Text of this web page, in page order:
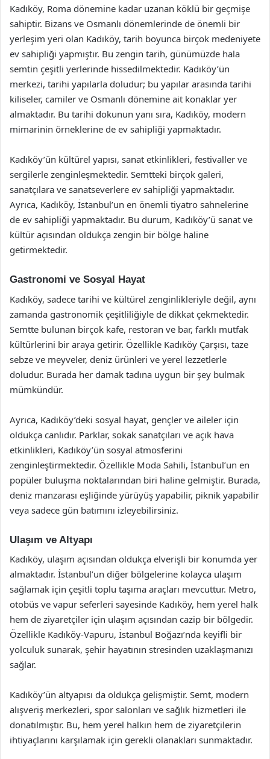
Kadıköy, Roma dönemine kadar uzanan köklü bir geçmişe
sahiptir. Bizans ve Osmanlı dönemlerinde de önemli bir
yerleşim yeri olan Kadıköy, tarih boyunca birçok medeniyete
ev sahipliği yapmıştır. Bu zengin tarih, günümüzde hala
semtin çeşitli yerlerinde hissedilmektedir. Kadıköy’ün
merkezi, tarihi yapılarla doludur; bu yapılar arasında tarihi
kiliseler, camiler ve Osmanlı dönemine ait konaklar yer
almaktadır. Bu tarihi dokunun yanı sıra, Kadıköy, modern
mimarinin örneklerine de ev sahipliği yapmaktadır.
Kadıköy’ün kültürel yapısı, sanat etkinlikleri, festivaller ve
sergilerle zenginleşmektedir. Semtteki birçok galeri,
sanatçılara ve sanatseverlere ev sahipliği yapmaktadır.
Ayrıca, Kadıköy, İstanbul’un en önemli tiyatro sahnelerine
de ev sahipliği yapmaktadır. Bu durum, Kadıköy’ü sanat ve
kültür açısından oldukça zengin bir bölge haline
getirmektedir.
Gastronomi ve Sosyal Hayat
Kadıköy, sadece tarihi ve kültürel zenginlikleriyle değil, aynı
zamanda gastronomik çeşitliliğiyle de dikkat çekmektedir.
Semtte bulunan birçok kafe, restoran ve bar, farklı mutfak
kültürlerini bir araya getirir. Özellikle Kadıköy Çarşısı, taze
sebze ve meyveler, deniz ürünleri ve yerel lezzetlerle
doludur. Burada her damak tadına uygun bir şey bulmak
mümkündür.
Ayrıca, Kadıköy’deki sosyal hayat, gençler ve aileler için
oldukça canlıdır. Parklar, sokak sanatçıları ve açık hava
etkinlikleri, Kadıköy’ün sosyal atmosferini
zenginleştirmektedir. Özellikle Moda Sahili, İstanbul’un en
popüler buluşma noktalarından biri haline gelmiştir. Burada,
deniz manzarası eşliğinde yürüyüş yapabilir, piknik yapabilir
veya sadece gün batımını izleyebilirsiniz.
Ulaşım ve Altyapı
Kadıköy, ulaşım açısından oldukça elverişli bir konumda yer
almaktadır. İstanbul’un diğer bölgelerine kolayca ulaşım
sağlamak için çeşitli toplu taşıma araçları mevcuttur. Metro,
otobüs ve vapur seferleri sayesinde Kadıköy, hem yerel halk
hem de ziyaretçiler için ulaşım açısından cazip bir bölgedir.
Özellikle Kadıköy-Vapuru, İstanbul Boğazı’nda keyifli bir
yolculuk sunarak, şehir hayatının stresinden uzaklaşmanızı
sağlar.
Kadıköy’ün altyapısı da oldukça gelişmiştir. Semt, modern
alışveriş merkezleri, spor salonları ve sağlık hizmetleri ile
donatılmıştır. Bu, hem yerel halkın hem de ziyaretçilerin
ihtiyaçlarını karşılamak için gerekli olanakları sunmaktadır.